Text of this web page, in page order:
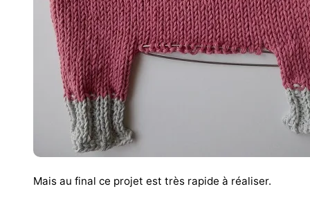
Mais au final ce projet est très rapide à réaliser.